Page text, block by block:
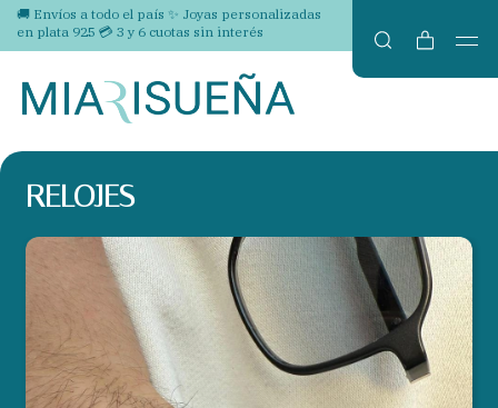
🚚 Envíos a todo el país ✨ Joyas personalizadas
en plata 925 💳 3 y 6 cuotas sin interés
RELOJES